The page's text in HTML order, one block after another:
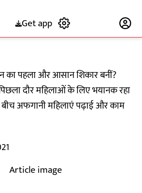
Get app
का पहला और आसान शिकार बनीं?
दौर महिलाओं के लिए भयानक रहा
अफगानी महिलाएं पढ़ाई और काम